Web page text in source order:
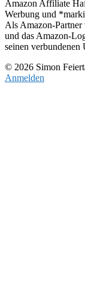
Amazon Affiliate
Werbung und
Als Amazon-
und das Amazon-
seinen verbundenen
© 2026 Simon
Anmelden